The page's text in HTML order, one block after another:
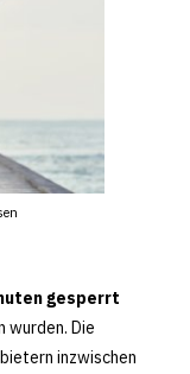
gesperrt
wurden. Die
inzwischen